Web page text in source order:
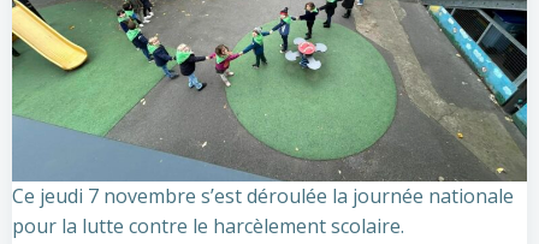
Ce jeudi 7 novembre s’est déroulée la journée nationale
pour la lutte contre le harcèlement scolaire.